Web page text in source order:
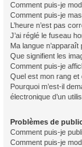
Comment puis-je
Comment puis-je
L’heure n’est pas
J’ai réglé le fuseau
Ma langue
Que signifient les
Comment puis-je
Quel est mon rang et
Pourquoi m’est-il
électronique d’un
Problèmes de
Comment puis-je
Comment puis-je